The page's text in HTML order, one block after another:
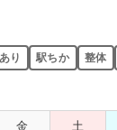
り 駅ちか 整体
金 土